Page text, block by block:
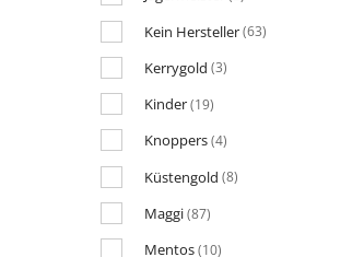
Kein Hersteller(63)
Kerrygold (3)
Kinder(19)
Knoppers(4)
Küstengold (8)
Maggi(87)
Mentos(10)